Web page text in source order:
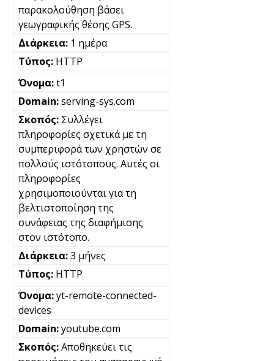
παρακολούθηση βάσει
γεωγραφικής θέσης GPS.
1 ημέρα
HTTP
t1
serving-sys.com
Συλλέγει
πληροφορίες σχετικά με τη
συμπεριφορά των χρηστών σε
πολλούς ιστότοπους. Αυτές οι
πληροφορίες
χρησιμοποιούνται για τη
βελτιστοποίηση της
συνάφειας της διαφήμισης
στον ιστότοπο.
3 μήνες
HTTP
yt-remote-connected-
devices
youtube.com
Αποθηκεύει τις